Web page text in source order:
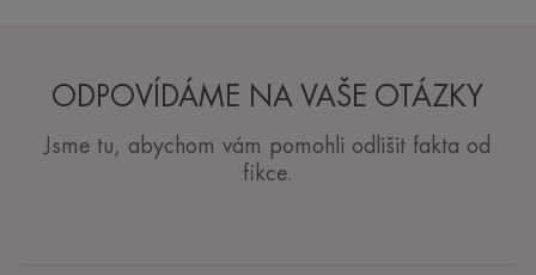
ODPOVÍDÁME NA VAŠE OTÁZKY
Jsme tu, abychom vám pomohli odlišit fakta od
fikce.